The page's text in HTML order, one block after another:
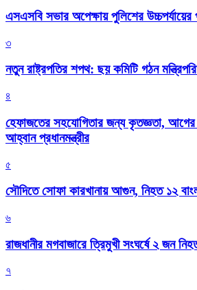
এসএসবি সভার অপেক্ষায় পুলিশের উচ্চপর্যায়ের
৩
নতুন রাষ্ট্রপতির শপথ: ছয় কমিটি গঠন
৪
হেফাজতের সহযোগিতার জন্য কৃতজ্ঞতা, আগের
আহ্বান প্রধানমন্ত্রীর
৫
সৌদিতে সোফা কারখানায় আগুন, নিহত ১২
৬
রাজধানীর মগবাজারে ত্রিমুখী সংঘর্ষে ২ জন
৭